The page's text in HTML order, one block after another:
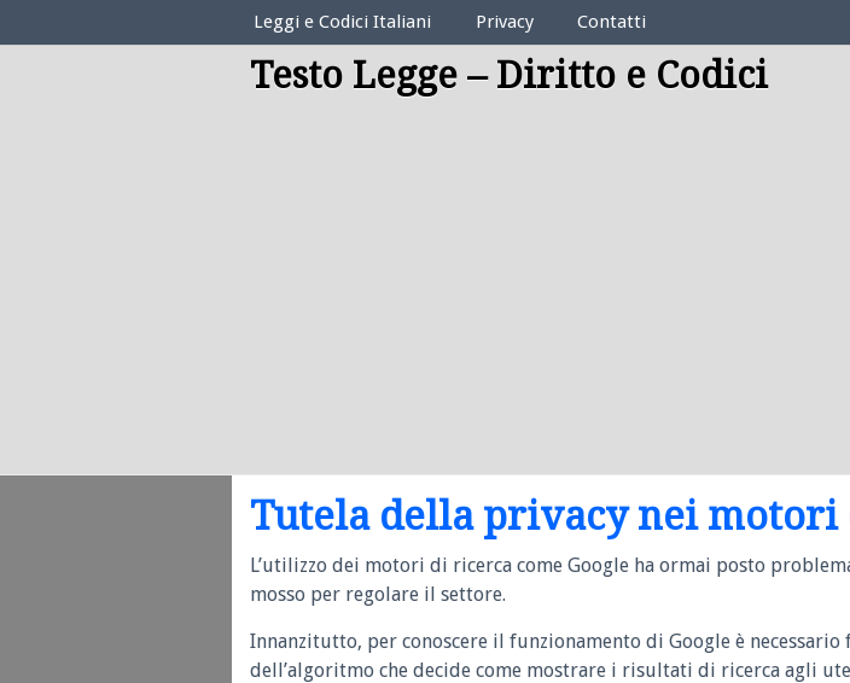
Elenco Codici Legali
Leggi e Codici Italiani Privacy Contatti
Testo Legge – Diritto e Codici
Tutela della privacy nei
L’utilizzo dei motori di ricerca come Google ha ormai posto
mosso per regolare il settore.
Innanzitutto, per conoscere il funzionamento di Google è
dell’algoritmo che decide come mostrare i risultati di ricerca agli